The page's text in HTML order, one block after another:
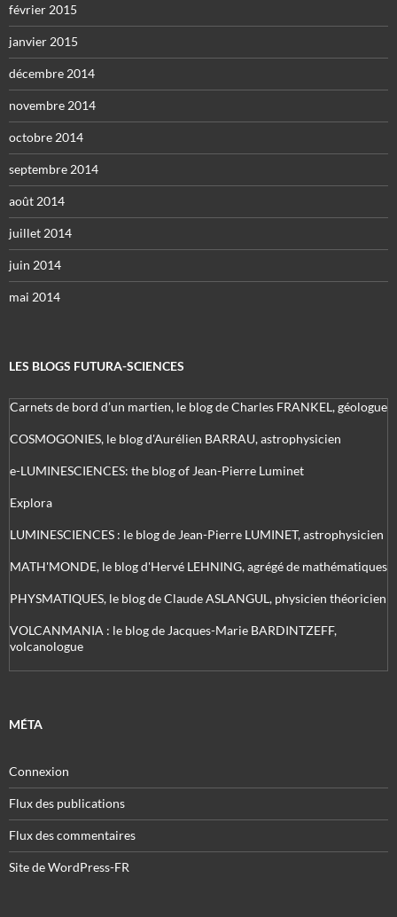
février 2015
janvier 2015
décembre 2014
novembre 2014
octobre 2014
septembre 2014
août 2014
juillet 2014
juin 2014
mai 2014
LES BLOGS FUTURA-SCIENCES
Carnets de bord d’un martien, le blog de Charles FRANKEL, géologue
COSMOGONIES, le blog d'Aurélien BARRAU, astrophysicien
e-LUMINESCIENCES: the blog of Jean-Pierre Luminet
Explora
LUMINESCIENCES : le blog de Jean-Pierre LUMINET, astrophysicien
MATH'MONDE, le blog d'Hervé LEHNING, agrégé de mathématiques
PHYSMATIQUES, le blog de Claude ASLANGUL, physicien théoricien
VOLCANMANIA : le blog de Jacques-Marie BARDINTZEFF,
volcanologue
MÉTA
Connexion
Flux des publications
Flux des commentaires
Site de WordPress-FR